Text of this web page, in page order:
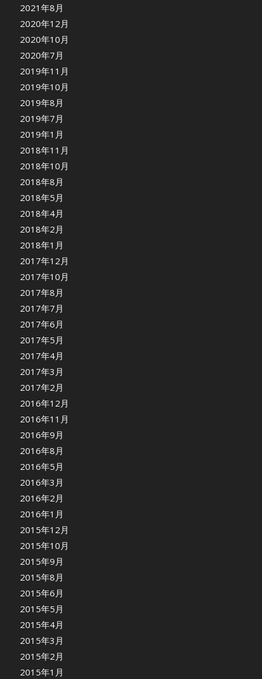
2021年8月
2020年12月
2020年10月
2020年7月
2019年11月
2019年10月
2019年8月
2019年7月
2019年1月
2018年11月
2018年10月
2018年8月
2018年5月
2018年4月
2018年2月
2018年1月
2017年12月
2017年10月
2017年8月
2017年7月
2017年6月
2017年5月
2017年4月
2017年3月
2017年2月
2016年12月
2016年11月
2016年9月
2016年8月
2016年5月
2016年3月
2016年2月
2016年1月
2015年12月
2015年10月
2015年9月
2015年8月
2015年6月
2015年5月
2015年4月
2015年3月
2015年2月
2015年1月